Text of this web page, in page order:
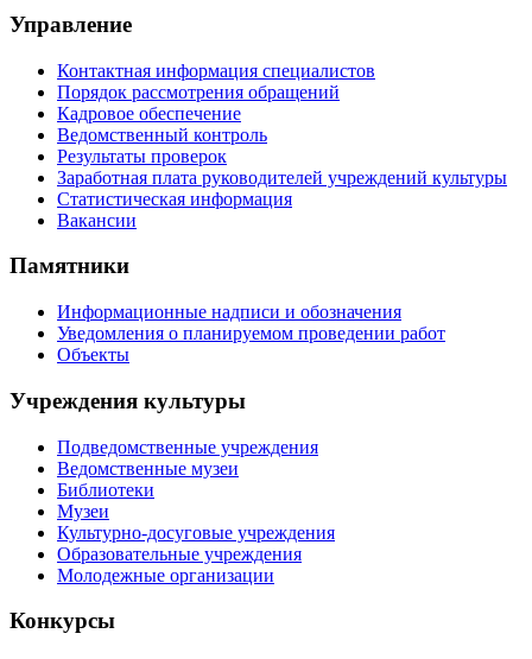
Управление
Контактная информация специалистов
Порядок рассмотрения обращений
Кадровое обеспечение
Ведомственный контроль
Результаты проверок
Заработная плата руководителей учреждений культуры
Статистическая информация
Вакансии
Памятники
Информационные надписи и обозначения
Уведомления о планируемом проведении работ
Объекты
Учреждения культуры
Подведомственные учреждения
Ведомственные музеи
Библиотеки
Музеи
Культурно-досуговые учреждения
Образовательные учреждения
Молодежные организации
Конкурсы